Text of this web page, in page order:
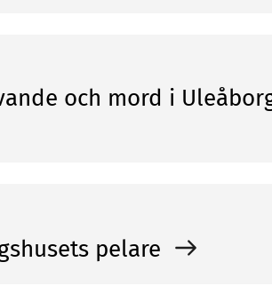
och mord i
pelare